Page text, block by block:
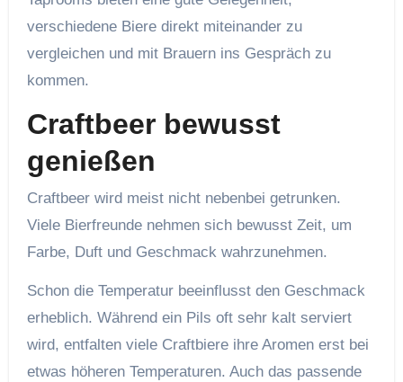
verschiedene Biere direkt miteinander zu
vergleichen und mit Brauern ins Gespräch zu
kommen.
Craftbeer bewusst
genießen
Craftbeer wird meist nicht nebenbei getrunken.
Viele Bierfreunde nehmen sich bewusst Zeit, um
Farbe, Duft und Geschmack wahrzunehmen.
Schon die Temperatur beeinflusst den Geschmack
erheblich. Während ein Pils oft sehr kalt serviert
wird, entfalten viele Craftbiere ihre Aromen erst bei
etwas höheren Temperaturen. Auch das passende